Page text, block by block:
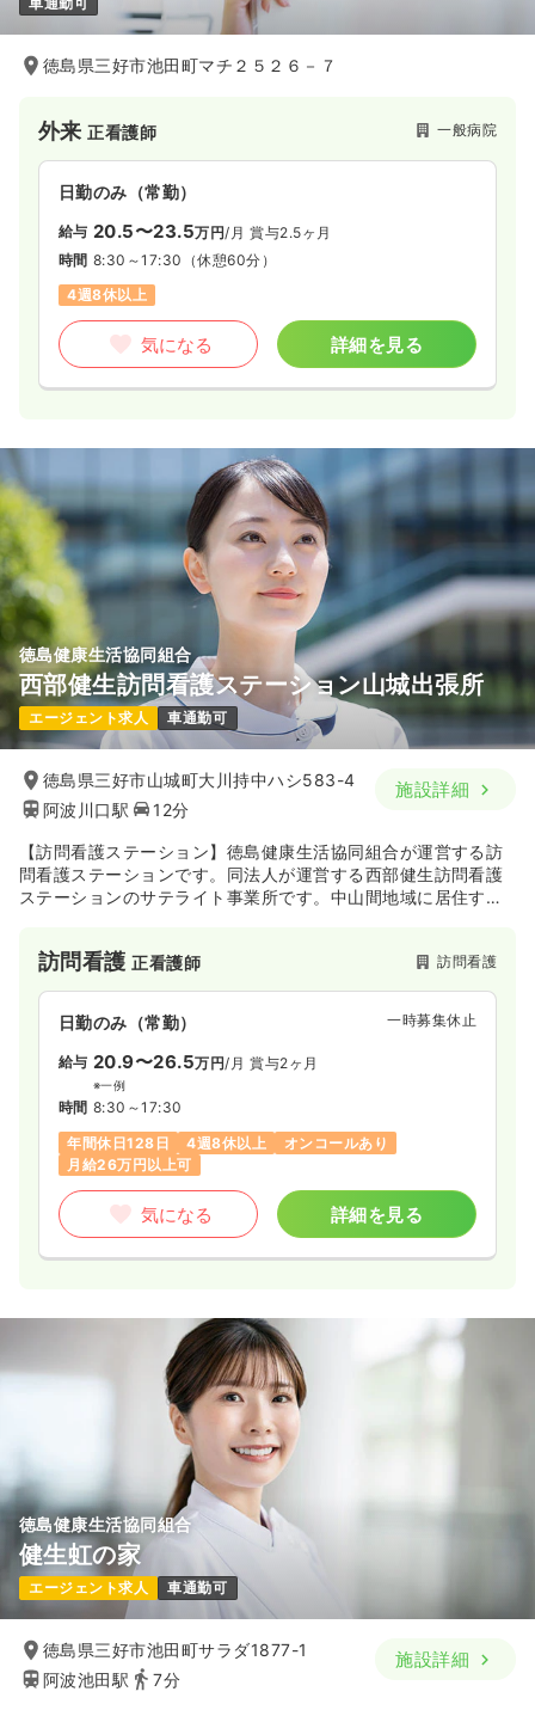
徳島県三好市池田町マチ２５２６－７
外来正看護師 一般病院
日勤のみ（常勤）
給与 20.5〜23.5万円/月 賞与2.5ヶ月
時間 8:30～17:30 （休憩60分）
4週8休以上
気になる 詳細を見る
徳島健康生活協同組合
西部健生訪問看護ステーション山城出張所
エージェント求人 車通勤可
徳島県三好市山城町大川持中ハシ583-4
阿波川口駅
12分
施設詳細
【訪問看護ステーション】徳島健康生活協同組合が運営する訪
問看護ステーションです。同法人が運営する西部健生訪問看護
ステーションのサテライト事業所です。中山間地域に居住する
訪問看護正看護師 訪問看護
日勤のみ（常勤） 一時募集休止
給与 20.9〜26.5万円/月 賞与2ヶ月
※一例
時間 8:30～17:30
年間休日128日
4週8休以上
オンコールあり
月給26万円以上可
気になる 詳細を見る
徳島健康生活協同組合
健生虹の家
エージェント求人 車通勤可
徳島県三好市池田町サラダ1877-1
阿波池田駅
7分
施設詳細